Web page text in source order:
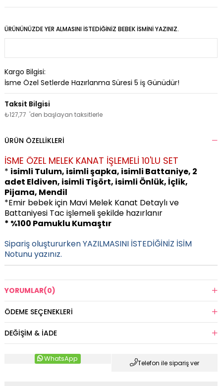
ÜRÜNÜNÜZDE YER ALMASINI İSTEDIĞINIZ BEBEK İSMINI YAZINIZ.
Kargo Bilgisi:
İsme Özel Setlerde Hazırlanma Süresi 5 iş Günüdür!
₺127,77 'den başlayan taksitlerle
ÜRÜN ÖZELLIKLERI
İSME ÖZEL MELEK KANAT İŞLEMELİ 10'LU SET
* isimli Tulum, isimli şapka, isimli Battaniye, 2
adet Eldiven, isimli Tişört, isimli Önlük, İçlik,
Pijama, Mendil
*Emir bebek için Mavi Melek Kanat Detaylı ve
Battaniyesi Tac işlemeli şekilde hazırlanır
* %100 Pamuklu Kumaştır
Sipariş oluştururken YAZILMASINI İSTEDİĞİNİZ İSİM
Notunu yazınız.
YORUMLAR(0)
ÖDEME SEÇENEKLERI
DEĞIŞIM & İADE
Telefon ile sipariş ver
WhatsApp